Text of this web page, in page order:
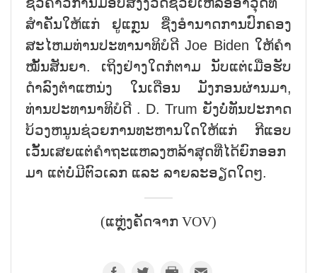
ຊົ່ວຄາວການມອບສົ່ງງວດຊ່ວຍເຫລືອອາວຸດທີ່
ສຳຄັນໃຫ້ແກ່ ຢູແກຼນ ຊື່ງອຳນາດການປົກຄອງ
ສະໄຫມທ່ານປະທານາທິບໍດີ Joe Biden ໃຫ້ຄຳ
ໝັ້ນສັນຍາ. ເຖິງຢ່າງໃດກໍຕາມ ນັບແຕ່ເມື່ອຮັບ
ດຳລົງຕຳແຫນ່ງ ໃນເດືອນ ມັງກອນຜ່ານມາ,
ທ່ານປະທານາທິບໍດີ . D. Trum ຍັງບໍ່ທັນປະກາດ
ບ້ວງຫນູນຊ່ວຍການທະຫານໃດໃຫ້ແກ່ ກີແອບ
ເວັ້ນເສຍແຕ່ຄຳຖະແຫລງຫລ້າສຸດທີ່ໄດ້ຍົກອອກ
ມາ ແຕ່ບໍ່ມີຕົວເລກ ແລະ ລາຍລະອຽດໃດໆ.
(ແຫຼ່ງຄັດຈາກ VOV)